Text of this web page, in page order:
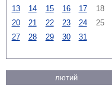
13
14 15 16 17 18
20
21 22 23 24 25
27
28 29 30 31
лютий